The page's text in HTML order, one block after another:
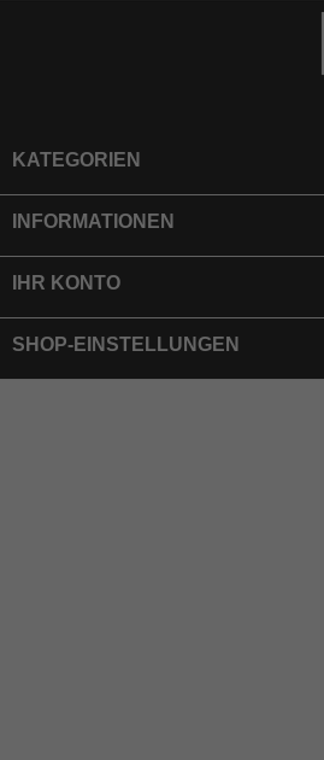
KATEGORIEN
INFORMATIONEN
IHR KONTO
SHOP-EINSTELLUNGEN